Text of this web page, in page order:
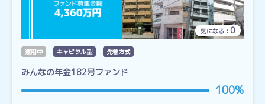
気になる： 0
運用中 キャピタル型 先着方式
みんなの年金182号ファンド
100%